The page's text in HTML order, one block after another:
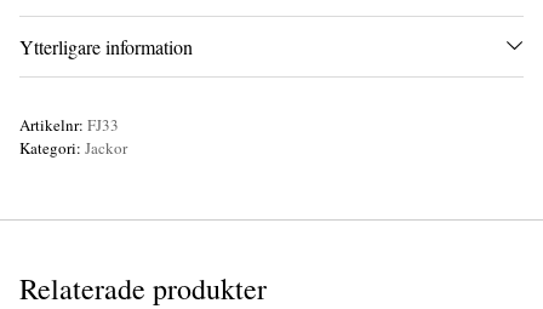
Ytterligare information
Artikelnr: FJ33
Kategori: Jackor
Relaterade produkter